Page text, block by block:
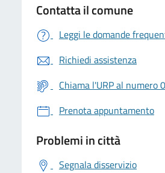
Contatta il comune
Leggi le domande
Richiedi assistenza
Chiama l'URP al numero
Prenota appuntamento
Problemi in città
Segnala disservizio